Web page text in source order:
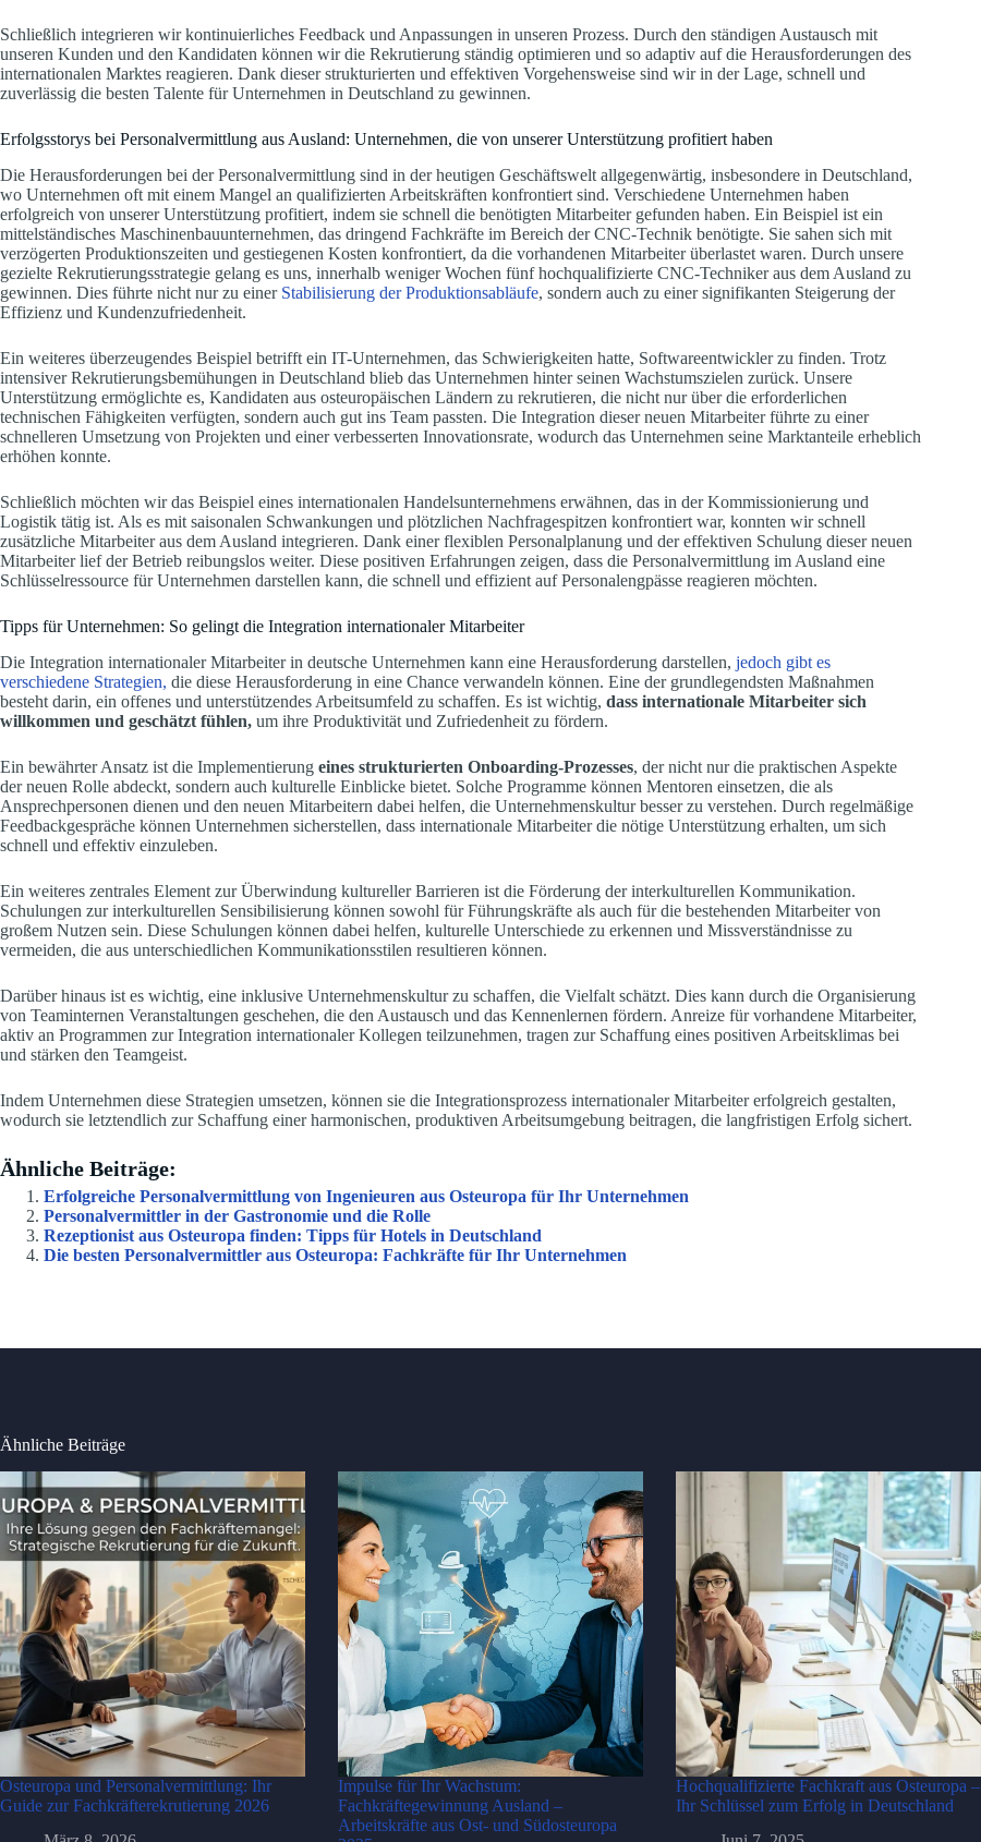
Schließlich integrieren wir kontinuierliches Feedback und Anpassungen in unseren Prozess. Durch den ständigen Austausch mit
unseren Kunden und den Kandidaten können wir die Rekrutierung ständig optimieren und so adaptiv auf die Herausforderungen des
internationalen Marktes reagieren. Dank dieser strukturierten und effektiven Vorgehensweise sind wir in der Lage, schnell und
zuverlässig die besten Talente für Unternehmen in Deutschland zu gewinnen.
Erfolgsstorys bei Personalvermittlung aus Ausland: Unternehmen, die von unserer Unterstützung profitiert haben
Die Herausforderungen bei der Personalvermittlung sind in der heutigen Geschäftswelt allgegenwärtig, insbesondere in Deutschland,
wo Unternehmen oft mit einem Mangel an qualifizierten Arbeitskräften konfrontiert sind. Verschiedene Unternehmen haben
erfolgreich von unserer Unterstützung profitiert, indem sie schnell die benötigten Mitarbeiter gefunden haben. Ein Beispiel ist ein
mittelständisches Maschinenbauunternehmen, das dringend Fachkräfte im Bereich der CNC-Technik benötigte. Sie sahen sich mit
verzögerten Produktionszeiten und gestiegenen Kosten konfrontiert, da die vorhandenen Mitarbeiter überlastet waren. Durch unsere
gezielte Rekrutierungsstrategie gelang es uns, innerhalb weniger Wochen fünf hochqualifizierte CNC-Techniker aus dem Ausland zu
gewinnen. Dies führte nicht nur zu einer Stabilisierung der Produktionsabläufe, sondern auch zu einer signifikanten Steigerung der
Effizienz und Kundenzufriedenheit.
Ein weiteres überzeugendes Beispiel betrifft ein IT-Unternehmen, das Schwierigkeiten hatte, Softwareentwickler zu finden. Trotz
intensiver Rekrutierungsbemühungen in Deutschland blieb das Unternehmen hinter seinen Wachstumszielen zurück. Unsere
Unterstützung ermöglichte es, Kandidaten aus osteuropäischen Ländern zu rekrutieren, die nicht nur über die erforderlichen
technischen Fähigkeiten verfügten, sondern auch gut ins Team passten. Die Integration dieser neuen Mitarbeiter führte zu einer
schnelleren Umsetzung von Projekten und einer verbesserten Innovationsrate, wodurch das Unternehmen seine Marktanteile erheblich
erhöhen konnte.
Schließlich möchten wir das Beispiel eines internationalen Handelsunternehmens erwähnen, das in der Kommissionierung und
Logistik tätig ist. Als es mit saisonalen Schwankungen und plötzlichen Nachfragespitzen konfrontiert war, konnten wir schnell
zusätzliche Mitarbeiter aus dem Ausland integrieren. Dank einer flexiblen Personalplanung und der effektiven Schulung dieser neuen
Mitarbeiter lief der Betrieb reibungslos weiter. Diese positiven Erfahrungen zeigen, dass die Personalvermittlung im Ausland eine
Schlüsselressource für Unternehmen darstellen kann, die schnell und effizient auf Personalengpässe reagieren möchten.
Tipps für Unternehmen: So gelingt die Integration internationaler Mitarbeiter
Die Integration internationaler Mitarbeiter in deutsche Unternehmen kann eine Herausforderung darstellen, jedoch gibt es
verschiedene Strategien, die diese Herausforderung in eine Chance verwandeln können. Eine der grundlegendsten Maßnahmen
besteht darin, ein offenes und unterstützendes Arbeitsumfeld zu schaffen. Es ist wichtig, dass internationale Mitarbeiter sich
willkommen und geschätzt fühlen, um ihre Produktivität und Zufriedenheit zu fördern.
Ein bewährter Ansatz ist die Implementierung eines strukturierten Onboarding-Prozesses, der nicht nur die praktischen Aspekte
der neuen Rolle abdeckt, sondern auch kulturelle Einblicke bietet. Solche Programme können Mentoren einsetzen, die als
Ansprechpersonen dienen und den neuen Mitarbeitern dabei helfen, die Unternehmenskultur besser zu verstehen. Durch regelmäßige
Feedbackgespräche können Unternehmen sicherstellen, dass internationale Mitarbeiter die nötige Unterstützung erhalten, um sich
schnell und effektiv einzuleben.
Ein weiteres zentrales Element zur Überwindung kultureller Barrieren ist die Förderung der interkulturellen Kommunikation.
Schulungen zur interkulturellen Sensibilisierung können sowohl für Führungskräfte als auch für die bestehenden Mitarbeiter von
großem Nutzen sein. Diese Schulungen können dabei helfen, kulturelle Unterschiede zu erkennen und Missverständnisse zu
vermeiden, die aus unterschiedlichen Kommunikationsstilen resultieren können.
Darüber hinaus ist es wichtig, eine inklusive Unternehmenskultur zu schaffen, die Vielfalt schätzt. Dies kann durch die Organisierung
von Teaminternen Veranstaltungen geschehen, die den Austausch und das Kennenlernen fördern. Anreize für vorhandene Mitarbeiter,
aktiv an Programmen zur Integration internationaler Kollegen teilzunehmen, tragen zur Schaffung eines positiven Arbeitsklimas bei
und stärken den Teamgeist.
Indem Unternehmen diese Strategien umsetzen, können sie die Integrationsprozess internationaler Mitarbeiter erfolgreich gestalten,
wodurch sie letztendlich zur Schaffung einer harmonischen, produktiven Arbeitsumgebung beitragen, die langfristigen Erfolg sichert.
Ähnliche Beiträge:
Erfolgreiche Personalvermittlung von Ingenieuren aus Osteuropa für Ihr Unternehmen
Personalvermittler in der Gastronomie und die Rolle
Rezeptionist aus Osteuropa finden: Tipps für Hotels in Deutschland
Die besten Personalvermittler aus Osteuropa: Fachkräfte für Ihr Unternehmen
Ähnliche Beiträge
Osteuropa und Personalvermittlung: Ihr
Guide zur Fachkräfterekrutierung 2026
Impulse für Ihr Wachstum:
Fachkräftegewinnung Ausland –
Arbeitskräfte aus Ost- und Südosteuropa
Hochqualifizierte Fachkraft aus Osteuropa –
Ihr Schlüssel zum Erfolg in Deutschland